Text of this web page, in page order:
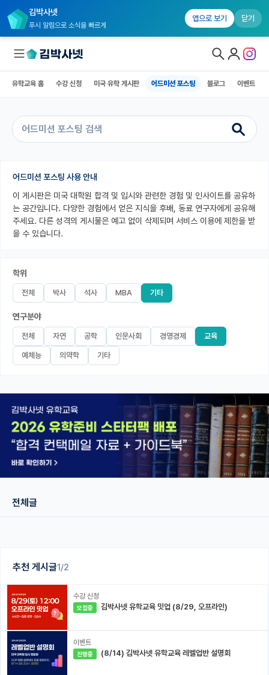
김박사넷
푸시 알림으로 소식을 빠르게
앱으로 보기 닫기
국내대학원 정보
커뮤니티
커리어
유학교육
미국 유학 게시판
어드미션 포스팅
블로그
이벤트
이벤트
반도체 아카데미
재팬라운지 🌸
유학교육 홈 수강 신청 미국 유학 게시판 어드미션 포스팅 블로그 이벤트
유학교육 홈 어드미션 포스팅 블로그
추천 게시글1/2
수강 신청
모집중 김박사넷 유학교육 밋업 (8/29, 오프라인)
이벤트
진행중 (8/14) 김박사넷 유학교육 레벨업반 설명회
어드미션 포스팅 사용 안내
이 게시판은 미국 대학원 합격 및 입시와 관련한 경험 및 인사이트를 공유하
는 공간입니다. 다양한 경험에서 얻은 지식을 후배, 동료 연구자에게 공유해
주세요. 다른 성격의 게시물은 예고 없이 삭제되며 서비스 이용에 제한을 받
을 수 있습니다.
학위
전체 박사 석사 MBA 기타
연구분야
전체 자연 공학 인문사회 경영경제 교육
예체능 의약학 기타
전체글